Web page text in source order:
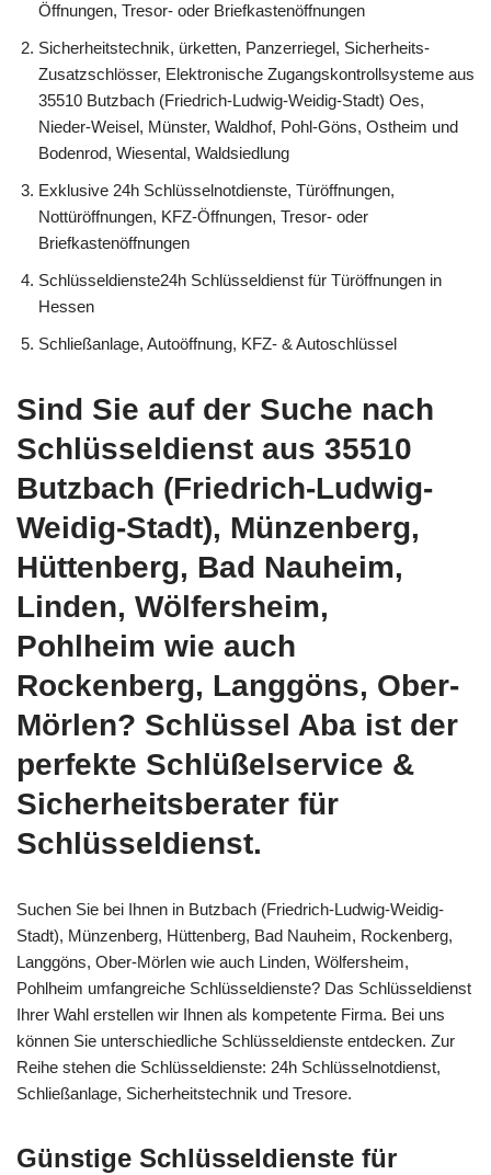
Öffnungen, Tresor- oder Briefkastenöffnungen
Sicherheitstechnik, ürketten, Panzerriegel, Sicherheits-
Zusatzschlösser, Elektronische Zugangskontrollsysteme aus
35510 Butzbach (Friedrich-Ludwig-Weidig-Stadt) Oes,
Nieder-Weisel, Münster, Waldhof, Pohl-Göns, Ostheim und
Bodenrod, Wiesental, Waldsiedlung
Exklusive 24h Schlüsselnotdienste, Türöffnungen,
Nottüröffnungen, KFZ-Öffnungen, Tresor- oder
Briefkastenöffnungen
Schlüsseldienste24h Schlüsseldienst für Türöffnungen in
Hessen
Schließanlage, Autoöffnung, KFZ- & Autoschlüssel
Sind Sie auf der Suche nach
Schlüsseldienst aus 35510
Butzbach (Friedrich-Ludwig-
Weidig-Stadt), Münzenberg,
Hüttenberg, Bad Nauheim,
Linden, Wölfersheim,
Pohlheim wie auch
Rockenberg, Langgöns, Ober-
Mörlen? Schlüssel Aba ist der
perfekte Schlüßelservice &
Sicherheitsberater für
Schlüsseldienst.
Suchen Sie bei Ihnen in Butzbach (Friedrich-Ludwig-Weidig-
Stadt), Münzenberg, Hüttenberg, Bad Nauheim, Rockenberg,
Langgöns, Ober-Mörlen wie auch Linden, Wölfersheim,
Pohlheim umfangreiche Schlüsseldienste? Das Schlüsseldienst
Ihrer Wahl erstellen wir Ihnen als kompetente Firma. Bei uns
können Sie unterschiedliche Schlüsseldienste entdecken. Zur
Reihe stehen die Schlüsseldienste: 24h Schlüsselnotdienst,
Schließanlage, Sicherheitstechnik und Tresore.
Günstige Schlüsseldienste für